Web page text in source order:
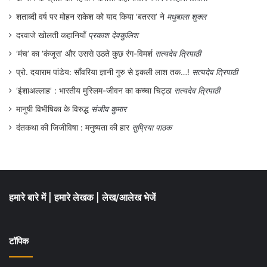
कालापानी का निर्णय अधूरा था।
मानसरोवर यात्रा के लिए भारत द्वारा लिपुलेख-
धाराचुला मार्ग के उद्धघाटन करने के बाद नेपाल के
विदेश सचिव ने इसे एक तरफा गतिविधि बताते हुए
आपत्ति जतायी। नेपाल के विदेश सचिव ने यह भी
दावा किया कि महाकाली नदी के पूर्व का क्षेत्र नेपाल
है कि वह दो देशों के मध्य घनिष्ठ और मैत्रीपूर्ण
संधि, दस्तावेजों तथ्यों के आधार पर सीमा विवाद का
शताब्दी वर्ष पर मोहन राकेश को याद किया ‘बतरस’ ने मधुबाला शुक्ल
दरवाजे खोलती कहानियाँ प्रकाश देवकुलिश
‘मंच’ का ‘कंजूस’ और उससे उठते कुछ रंग-विमर्श सत्यदेव त्रिपाठी
प्रो. दयाराम पांडेय: साँवरिया ज्ञानी गुरु से इकली लाश तक…! सत्यदेव त्रिपाठी
‘इंशाअल्लाह’ : भारतीय मुस्लिम-जीवन का कच्चा चिट्ठा सत्यदेव त्रिपाठी
मानुषी विभीषिका के विरुद्ध संजीव कुमार
दंतकथा की जिजीविषा : मनुष्यता की हार सुप्रिया पाठक
हमारे बारे में हमारे लेखक लेख/आलेख भेजें
टॉपिक